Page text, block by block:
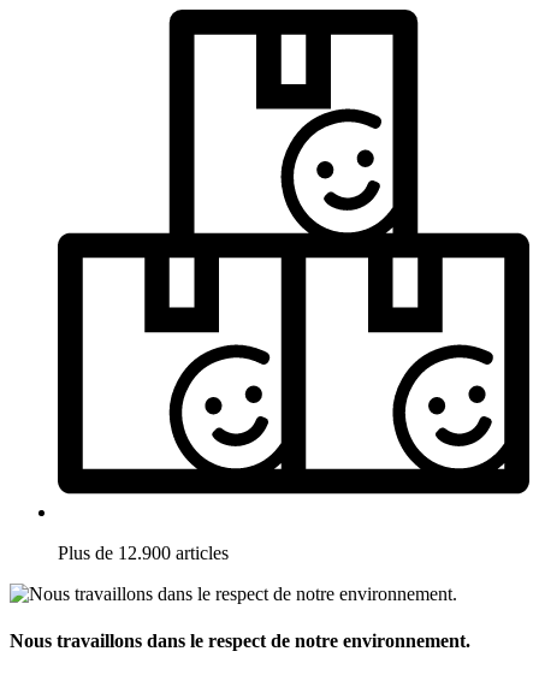
Plus de 12.900 articles
Nous travaillons dans le respect de notre environnement.